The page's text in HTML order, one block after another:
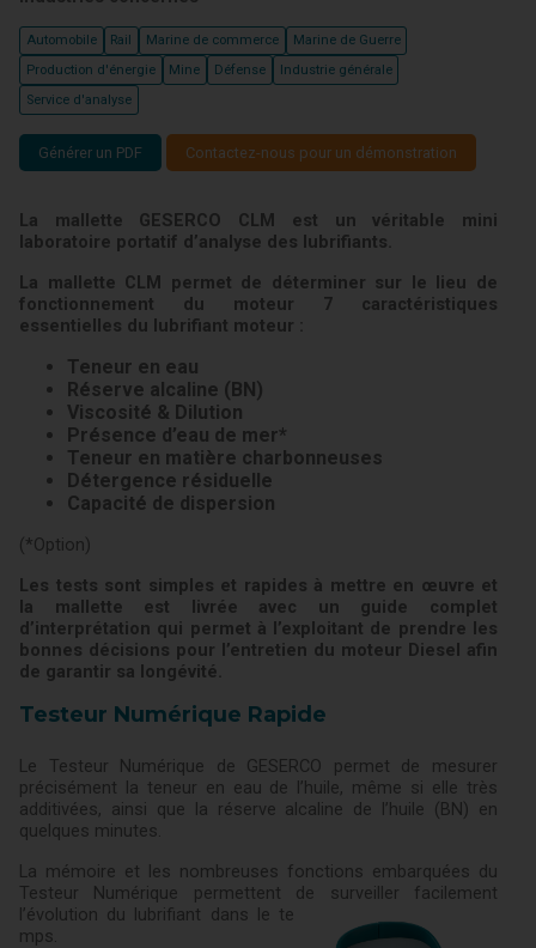
Automobile Rail Marine de commerce
Marine de Guerre
Production d'énergie
Mine Défense
Industrie générale
Service d'analyse
Générer un PDF Contactez-nous pour un démonstration
La mallette GESERCO CLM est un véritable mini
laboratoire portatif d’analyse des lubrifiants.
La mallette CLM permet de déterminer sur le lieu de
fonctionnement du moteur 7 caractéristiques
essentielles du lubrifiant moteur :
Teneur en eau
Réserve alcaline (BN)
Viscosité & Dilution
Présence d’eau de mer*
Teneur en matière charbonneuses
Détergence résiduelle
Capacité de dispersion
(*Option)
Les tests sont simples et rapides à mettre en œuvre et
la mallette est livrée avec un guide complet
d’interprétation qui permet à l’exploitant de prendre les
bonnes décisions pour l’entretien du moteur Diesel afin
de garantir sa longévité.
Testeur Numérique Rapide
Le Testeur Numérique de GESERCO permet de mesurer
précisément la teneur en eau de l’huile, même si elle très
additivées, ainsi que la réserve alcaline de l’huile (BN) en
quelques minutes.
La mémoire et les nombreuses fonctions embarquées du
Testeur Numérique permettent de surveiller facilement
l’évolution du lubrifiant dans le te
mps.